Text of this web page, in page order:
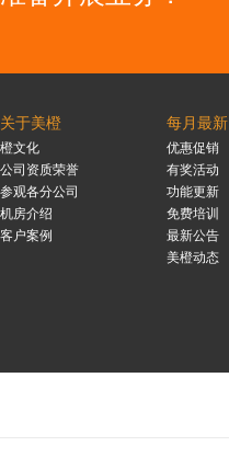
关于美橙
橙文化
公司资质荣誉
参观各分公司
机房介绍
客户案例
每月最新
优惠促销
有奖活动
功能更新
免费培训
最新公告
美橙动态